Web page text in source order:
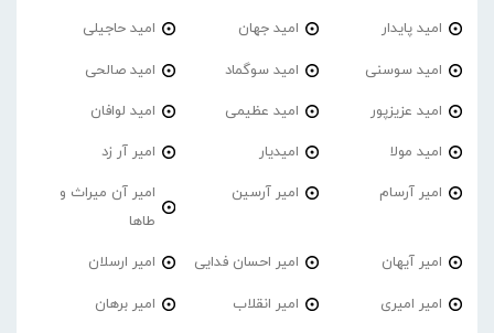
امید پایدار امید جهان امید حاجیلی
امید سوسنی امید سوگماد امید صالحی
امید عزیزپور امید عظیمی امید لوافان
امید مولا امیدیار امیر آر زد
امیر آرسام امیر آرسین
امیر آن میراث و
طاها
امیر آیهان امیر احسان فدایی امیر ارسلان
امیر امیری امیر انقلاب امیر برهان